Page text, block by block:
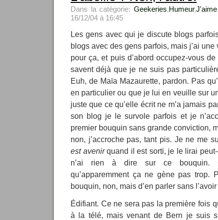
Dans la catégorie: Geekeries,Humeur,
16/12/04 à 16:45
Les gens avec qui je discute blogs
blogs avec des gens parfois, mais j’ai
pour ça, et puis d’abord occupez-vous
savent déjà que je ne suis pas
Euh, de Maïa Mazaurette, pardon. Pas
en particulier ou que je lui en veuille sur
juste que ce qu’elle écrit ne m’a jamais
son blog je le survole parfois et je
premier bouquin sans grande conviction,
non, j’accroche pas, tant pis. Je ne me
est avenirquand il est sorti, je le lirai
n’ai rien à dire sur ce bouquin.
qu’apparemment ça ne gène pas
bouquin, non, mais d’en parler sans
Édifiant. Ce ne sera pas la première fois
à la télé, mais venant de Bern je suis